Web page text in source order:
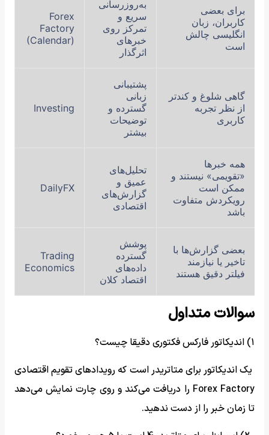
Forex
Factory
(Calendar)
به‌روزرسانی
سریع و
تمرکز روی
خبرهای
اثرگذار
برای بعضی
کاربران، زبان
انگلیسی چالش
است
Investing
پشتیبانی
زبانی
گسترده و
توضیحات
بیشتر
گاهی شلوغ و کندتر
از نظر تجربه
کاربری
DailyFX
تحلیل‌های
عمیق و
گزارش‌های
اقتصادی
همه خبرها
«تقویمی» نیستند و
ممکن است
رویکردش متفاوت
باشد
Trading
Economics
پوشش
گسترده
داده‌های
اقتصاد کلان
بعضی گزارش‌ها با
تاخیر یا نیازمند
فیلتر دقیق هستند
سوالات متداول
۱) اندیکاتور فارکس فکتوری دقیقا چیست؟
یک اندیکاتور برای متاتریدر است که رویدادهای تقویم اقتصادی
Forex Factory را دریافت می‌کند و روی چارت نمایش می‌دهد
تا زمان خبر را از دست ندهید.